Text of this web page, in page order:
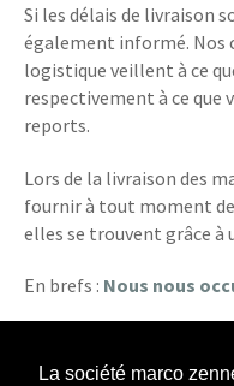
La société marco
Si les délais de livraison
également informé. Nos
logistique veillent à ce
respectivement à ce que
reports.
Lors de la livraison des
fournir à tout moment
elles se trouvent grâce à
En brefs : Nous nous